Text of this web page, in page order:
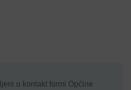
u kontakt formi Općine